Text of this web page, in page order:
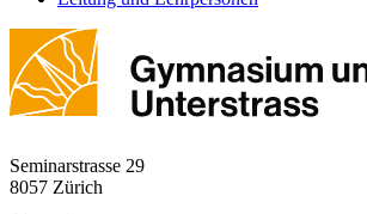
Seminarstrasse 29
8057 Zürich